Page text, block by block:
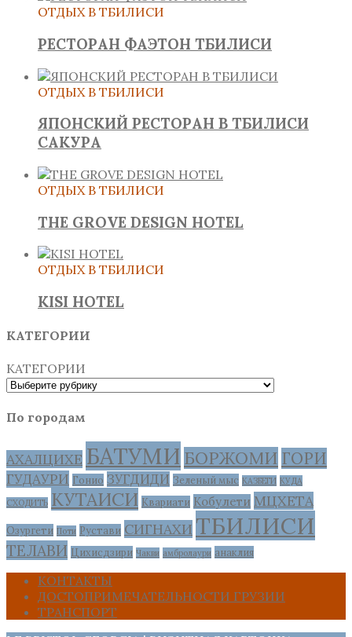
ОТДЫХ В ТБИЛИСИ
РЕСТОРАН ФАЭТОН ТБИЛИСИ
ОТДЫХ В ТБИЛИСИ
ЯПОНСКИЙ РЕСТОРАН В ТБИЛИСИ
САКУРА
ОТДЫХ В ТБИЛИСИ
THE GROVE DESIGN HOTEL
ОТДЫХ В ТБИЛИСИ
KISI HOTEL
КАТЕГОРИИ
КАТЕГОРИИ
По городам
АХАЛЦИХЕ БАТУМИ БОРЖОМИ ГОРИ
ГУДАУРИ Гонио ЗУГДИДИ Зеленый мыс КАЗБЕГИ КУДА
СХОДИТЬ КУТАИСИ Квариати Кобулети МЦХЕТА
Озургети Поти Рустави СИГНАХИ ТБИЛИСИ
ТЕЛАВИ Цихисдзири Чакви амбролаури анаклия
КОНТАКТЫ
ДОСТОПРИМЕЧАТЕЛЬНОСТИ ГРУЗИИ
ТРАНСПОРТ